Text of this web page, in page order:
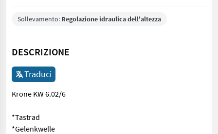
Sollevamento: Regolazione idraulica dell'altezza
DESCRIZIONE
Traduci
Krone KW 6.02/6
*Tastrad
*Gelenkwelle